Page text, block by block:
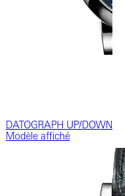
DATOGRAPH UP/DOWN
Modèle affiché